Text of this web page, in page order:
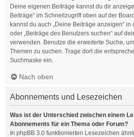
Deine eigenen Beiträge kannst du dir
Beiträge“ im Schnellzugriff oben auf der
kannst du auch „Deine Beiträge anzeigen“
oder „Beiträge des Benutzers suchen“ auf
verwenden. Benutze die erweiterte Suche,
Themen zu suchen. Trage dort die
Suchmaske ein.
Nach oben
Abonnements und Lesezeichen
Was ist der Unterschied zwischen einem
Abonnements für ein Thema oder Forum?
In phpBB 3.0 funktionierten Lesezeichen